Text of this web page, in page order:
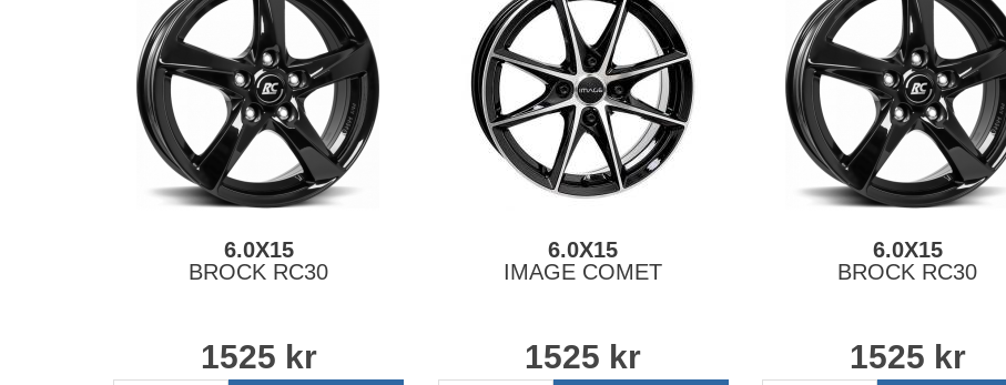
6.0X15
BROCK RC30
1525 kr
6.0X15
IMAGE COMET
1525 kr
6.0X15
BROCK RC30
1525 kr